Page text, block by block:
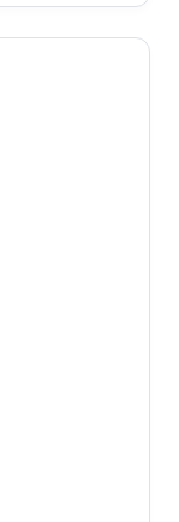
agosto de
2026